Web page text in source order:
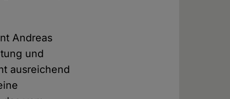
Andreas
und
ausreichend